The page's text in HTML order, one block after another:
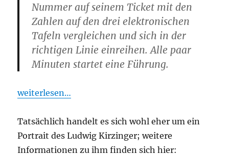
Nummer auf seinem Ticket mit den
Zahlen auf den drei elektronischen
Tafeln vergleichen und sich in der
richtigen Linie einreihen. Alle paar
Minuten startet eine Führung.
weiterlesen…
Tatsächlich handelt es sich wohl eher um ein
Portrait des Ludwig Kirzinger; weitere
Informationen zu ihm finden sich hier: